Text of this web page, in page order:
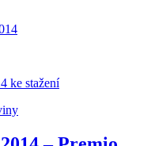
ke stažení